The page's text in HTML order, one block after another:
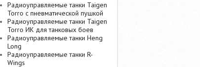
Радиоуправляемые танки Taigen
Torro с пневматической пушкой
Радиоуправляемые танки Taigen
Torro ИК для танковых боев
Радиоуправляемые танки Heng
Long
Радиоуправляемые танки R-
Wings